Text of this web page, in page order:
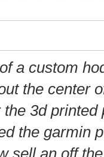
a custom
the center
3d printed
the garmin
sell an off